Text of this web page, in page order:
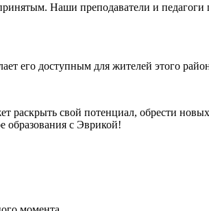
Наши преподаватели и
его доступным для жителей этого
раскрыть свой потенциал, обрести
образования с Эврикой!